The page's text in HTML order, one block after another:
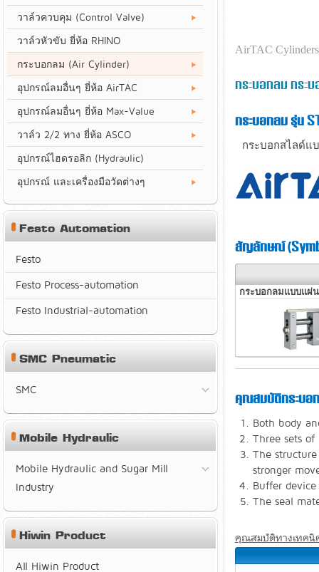
AirTAC Cylinders
กระบอกลม กระ
กระบอกลม รุ่น
กระบอกสไลด์แ
สัญลักษณ์
กระบอกลมแบบแผ่
คุณสมบัติกระบอ
Both body
Three sets
The
stronger
Buffer
The seal
คุณสมบัติทางเทคนิ
วาล์วควบคุม (Control Valve)
วาล์วหัวขับ ยี่ห้อ RHINO
กระบอกลม (Air Cylinder)
อุปกรณ์ลมอื่นๆ ยี่ห้อ AirTAC
อุปกรณ์ลมอื่นๆ ยี่ห้อ Max-Value
วาล์ว 2/2 ทาง ยี่ห้อ ASCO
อุปกรณ์ไฮดรอลิก (Hydraulic)
อุปกรณ์ และเครื่องมือวัดต่างๆ
Festo Automation
Festo
Festo Process-automation
Festo Industrial-automation
SMC Pneumatic
SMC
Mobile Hydraulic
Mobile Hydraulic and Sugar Mill
Industry
Hiwin Product
All Hiwin Product